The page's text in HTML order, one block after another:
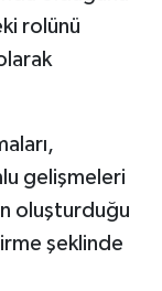
rolünü
gelişmeleri
oluşturduğu
şeklinde